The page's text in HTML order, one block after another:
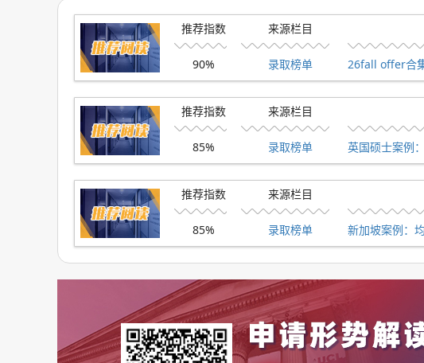
录取者通常拥有物理科学或工程领域的一等荣誉学位，并具
雅思要求7.5，单项7.0
想了解更多英国院校录取案例及干货文章，请点击查看：
想评估自身申请成功几率， 请添加微信号youyue40288，
三、院校介绍
剑桥大学(University of Cambridge)，简称“剑桥”，是一所
型大学。学校是罗素大学集团、全球大学校长论坛、全球大
医疗伙伴联盟成员，衍育了科技聚集地“硅沼”，被誉为“金三
此外，剑桥大学采取独特的“学院制度”和“导师制度”，每
样高水平的精英式教育可以使剑桥学子享受到最好的教育。
核心排名：
推荐指数
90%
来源栏目
录取榜单 26fall offer合
推荐指数
85%
来源栏目
录取榜单 英国硕士案例
推荐指数
85%
来源栏目
录取榜单 新加坡案例：